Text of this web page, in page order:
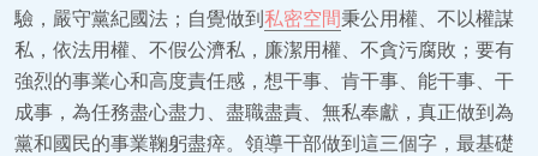
驗，嚴守黨紀國法；自覺做到私密空間秉公用權、不以權謀
私，依法用權、不假公濟私，廉潔用權、不貪污腐敗；要有
強烈的事業心和高度責任感，想干事、肯干事、能干事、干
成事，為任務盡心盡力、盡職盡責、無私奉獻，真正做到為
黨和國民的事業鞠躬盡瘁。領導干部做到這三個字，最基礎